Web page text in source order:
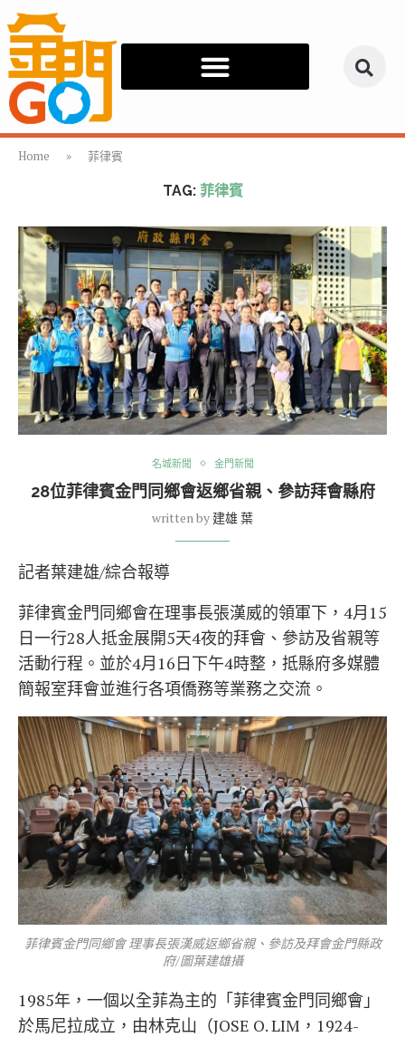
Home » 菲律賓
TAG: 菲律賓
名城新聞 金門新聞
28位菲律賓金門同鄉會返鄉省親、參訪拜會縣府
written by 建雄 葉
記者葉建雄/綜合報導
菲律賓金門同鄉會在理事長張漢威的領軍下，4月15
日一行28人抵金展開5天4夜的拜會、參訪及省親等
活動行程。並於4月16日下午4時整，抵縣府多媒體
簡報室拜會並進行各項僑務等業務之交流。
菲律賓金門同鄉會 理事長張漢威返鄉省親、參訪及拜會金門縣政
府/圖葉建雄攝
1985年，一個以全菲為主的「菲律賓金門同鄉會」
於馬尼拉成立，由林克山（JOSE O. LIM，1924-